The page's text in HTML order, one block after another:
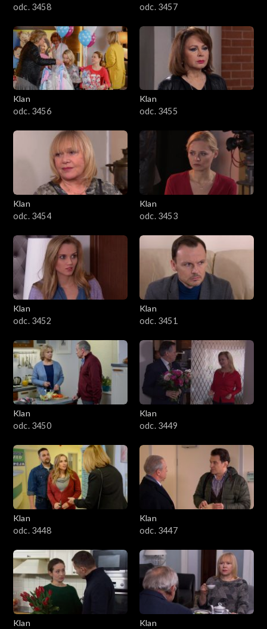
odc. 3458
odc. 3457
Klan
odc. 3456
Klan
odc. 3455
Klan
odc. 3454
Klan
odc. 3453
Klan
odc. 3452
Klan
odc. 3451
Klan
odc. 3450
Klan
odc. 3449
Klan
odc. 3448
Klan
odc. 3447
Klan
Klan